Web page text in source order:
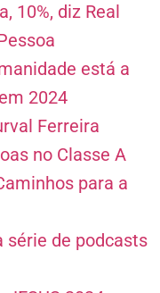
10%, diz Real
está a
2024
Ferreira
no Classe A
para a
série de podcasts